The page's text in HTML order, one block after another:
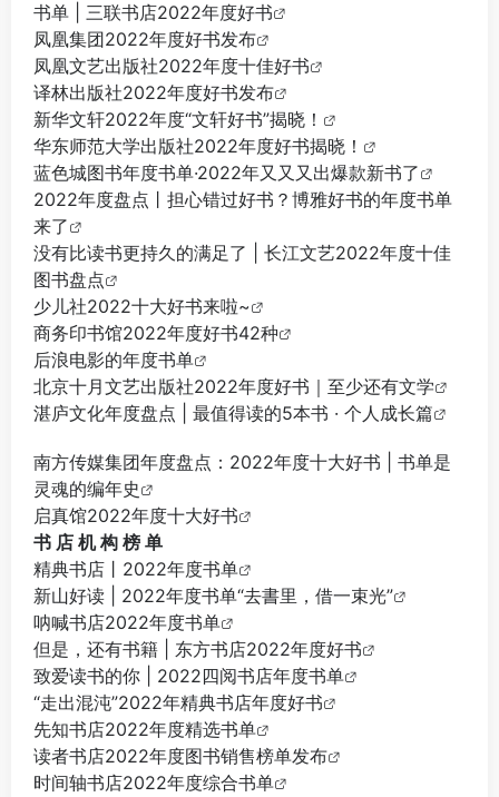
书单 | 三联书店2022年度好书
凤凰集团2022年度好书发布
凤凰文艺出版社2022年度十佳好书
译林出版社2022年度好书发布
新华文轩2022年度“文轩好书”揭晓！
华东师范大学出版社2022年度好书揭晓！
蓝色城图书年度书单·2022年又又又出爆款新书了
2022年度盘点丨担心错过好书？博雅好书的年度书单
来了
没有比读书更持久的满足了 | 长江文艺2022年度十佳
图书盘点
少儿社2022十大好书来啦~
商务印书馆2022年度好书42种
后浪电影的年度书单
北京十月文艺出版社2022年度好书｜至少还有文学
湛庐文化年度盘点 | 最值得读的5本书 · 个人成长篇
南方传媒集团年度盘点：2022年度十大好书 | 书单是
灵魂的编年史
启真馆2022年度十大好书
书 店 机 构 榜 单
精典书店丨2022年度书单
新山好读 | 2022年度书单“去書里，借一束光”
呐喊书店2022年度书单
但是，还有书籍 | 东方书店2022年度好书
致爱读书的你 | 2022四阅书店年度书单
“走出混沌”2022年精典书店年度好书
先知书店2022年度精选书单
读者书店2022年度图书销售榜单发布
时间轴书店2022年度综合书单